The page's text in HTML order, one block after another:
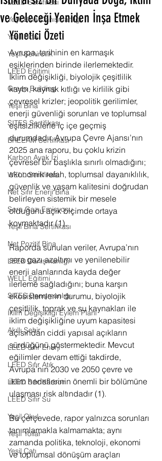
LEED Sertifikası
Yeşil Bina Danışmanlığı
Yeşil Bina
Yeşil Şehircilik
LEED Eğitimi
Green Building
Yeşil Bina
SITES Sertifikası
BREEAM Sertifikası
Karbon Ayak İzi
WELL Sertifikası
Net Sıfır Enerji Bina
Sera Gazı Emisyonu
Yeşil Bina Sertifikası
Net Pozitif Bina
LEED Danışmanlığı
WELL Eğitimi
SITES Danışmanlığı
İklim Değişikliği Eylem Planı
Akıllı Şehir
LEED Sıfır Enerji
LEED Sıfır Atık
LEED Sıfır Karbon
LEED Sıfır Su
Yeşil Okul
Yeşil Yollar
Yeşil Çatı
ve Geleceği Yeniden İnşa Etmek
Yönetici Özeti
Avrupa, tarihinin en karmaşık
eşiklerinden birinde ilerlemektedir.
İklim değişikliği, biyolojik çeşitlilik
kaybı, kaynak kıtlığı ve kirlilik gibi
çevresel krizler; jeopolitik gerilimler,
enerji güvenliği sorunları ve toplumsal
eşitsizliklerle iç içe geçmiş
durumdadır. Avrupa Çevre Ajansı’nın
2025 ana raporu, bu çoklu krizin
çevresel bir başlıkla sınırlı olmadığını;
ekonomik refah, toplumsal dayanıklılık,
güvenlik ve yaşam kalitesini doğrudan
belirleyen sistemik bir mesele
olduğunu açık biçimde ortaya
koymaktadır (1).
Raporda sunulan veriler, Avrupa’nın
sera gazı azaltımı ve yenilenebilir
enerji alanlarında kayda değer
ilerleme sağladığını; buna karşın
ekosistemlerin durumu, biyolojik
çeşitlilik, toprak ve su kaynakları ile
iklim değişikliğine uyum kapasitesi
açısından ciddi yapısal açıkların
sürdüğünü göstermektedir. Mevcut
eğilimler devam ettiği takdirde,
Avrupa’nın 2030 ve 2050 çevre ve
iklim hedeflerinin önemli bir bölümüne
ulaşması risk altındadır (1).
Bu çerçevede, rapor yalnızca sorunları
tanımlamakla kalmamakta; aynı
zamanda politika, teknoloji, ekonomi
ve toplumsal dönüşüm araçları